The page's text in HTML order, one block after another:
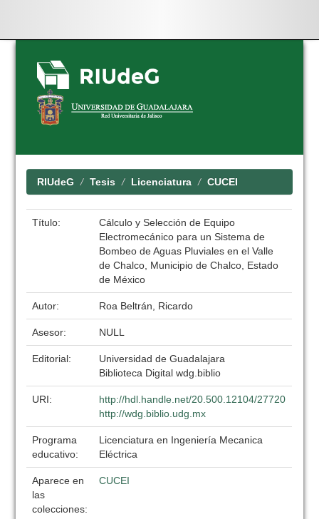
Skip
navigation
RIUdeG Tesis Licenciatura CUCEI
Título:
Cálculo y Selección de Equipo
Electromecánico para un Sistema de
Bombeo de Aguas Pluviales en el Valle
de Chalco, Municipio de Chalco, Estado
de México
Autor: Roa Beltrán, Ricardo
Asesor: NULL
Editorial:
Universidad de Guadalajara
Biblioteca Digital wdg.biblio
URI:
http://hdl.handle.net/20.500.12104/27720
http://wdg.biblio.udg.mx
Programa
educativo:
Licenciatura en Ingeniería Mecanica
Eléctrica
Aparece en
las
colecciones:
CUCEI